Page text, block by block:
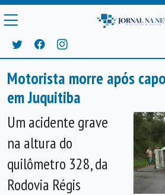
Motorista morre após
em Juquitiba
Um acidente grave
na altura do
quilômetro 328, da
Rodovia Régis